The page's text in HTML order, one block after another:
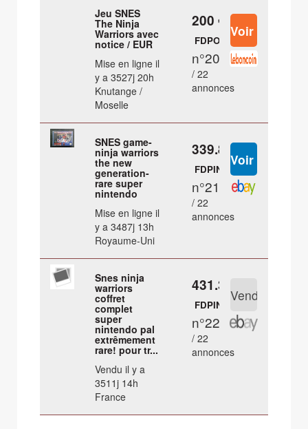
Jeu SNES
The Ninja
Warriors avec
notice / EUR
Mise en ligne il
y a 3527j 20h
Knutange /
Moselle
200 €
FDPOUT
n°20
/ 22
annonces
SNES game-
ninja warriors
the new
generation-
rare super
nintendo
Mise en ligne il
y a 3487j 13h
Royaume-Uni
339.82 €
FDPIN
n°21
/ 22
annonces
Snes ninja
warriors
coffret
complet
super
nintendo pal
extrêmement
rare! pour tr...
Vendu il y a
3511j 14h
France
431.31 €
FDPIN
n°22
/ 22
annonces